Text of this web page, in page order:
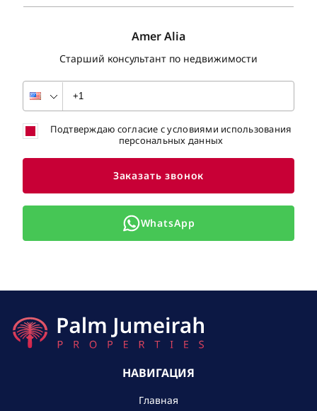
Amer Alia
Старший консультант по недвижимости
Подтверждаю согласие с условиями использования
персональных данных
Заказать звонок
WhatsApp
НАВИГАЦИЯ
Главная